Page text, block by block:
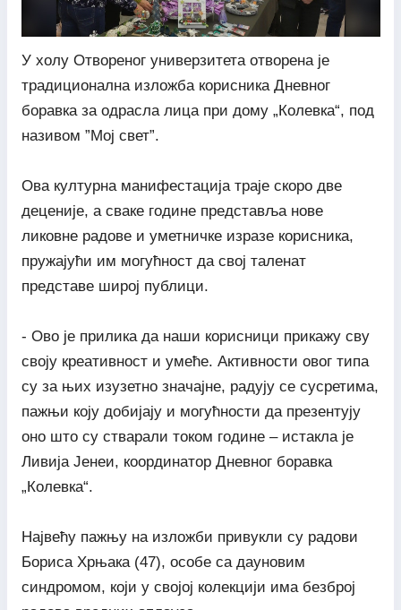
У холу Отвореног универзитета отворена је
традиционална изложба корисника Дневног
боравка за одрасла лица при дому „Колевка“, под
називом ”Мој свет”.
Ова културна манифестација траје скоро две
деценије, а сваке године представља нове
ликовне радове и уметничке изразе корисника,
пружајући им могућност да свој таленат
представе широј публици.
- Ово је прилика да наши корисници прикажу сву
своју креативност и умеће. Активности овог типа
су за њих изузетно значајне, радују се сусретима,
пажњи коју добијају и могућности да презентују
оно што су стварали током године – истакла је
Ливија Јенеи, координатор Дневног боравка
„Колевка“.
Највећу пажњу на изложби привукли су радови
Бориса Хрњака (47), особе са дауновим
синдромом, који у својој колекцији има безброј